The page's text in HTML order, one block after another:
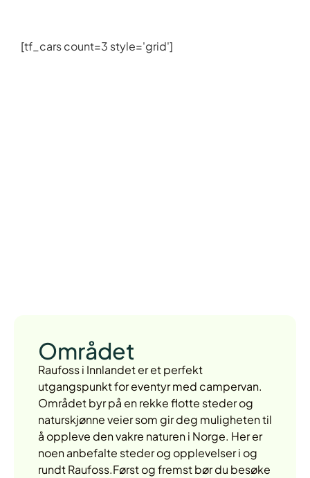
[tf_cars count=3 style='grid']
Området
Raufoss i Innlandet er et perfekt
utgangspunkt for eventyr med campervan.
Området byr på en rekke flotte steder og
naturskjønne veier som gir deg muligheten til
å oppleve den vakre naturen i Norge. Her er
noen anbefalte steder og opplevelser i og
rundt Raufoss.Først og fremst bør du besøke